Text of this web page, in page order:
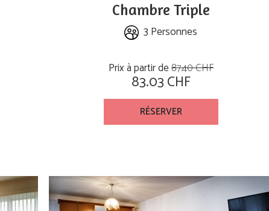
Chambre Triple
3 Personnes
Prix à partir de87.40 CHF
83.03 CHF
RÉSERVER